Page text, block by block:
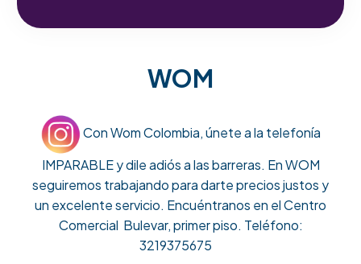
WOM
Con Wom Colombia, únete a la telefonía
IMPARABLE y dile adiós a las barreras. En WOM
seguiremos trabajando para darte precios justos y
un excelente servicio. Encuéntranos en el Centro
Comercial Bulevar, primer piso. Teléfono:
3219375675